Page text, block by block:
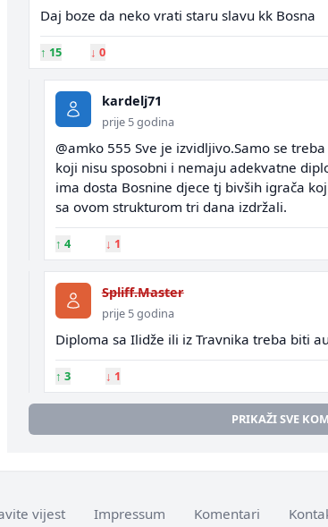
Daj boze da neko vrati staru slavu kk Bosna
↑ 15 ↓ 0
kardelj71
prije 5 godina
@amko 555 Sve je izvidljivo.Samo se
koji nisu sposobni i nemaju adekvatne
ima dosta Bosnine djece tj bivših igrača
sa ovom strukturom tri dana izdržali.
↑ 4 ↓ 1
Spliff.Master
prije 5 godina
Diploma sa Ilidže ili iz Travnika treba biti
↑ 3 ↓ 1
PRIKAŽI SVE
vijest Impressum Komentari